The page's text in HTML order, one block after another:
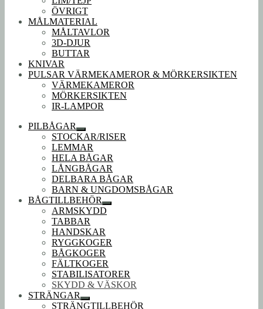
ÖVRIGT
MÅLMATERIAL
MÅLTAVLOR
3D-DJUR
BUTTAR
KNIVAR
PULSAR VÄRMEKAMEROR & MÖRKERSIKTEN
VÄRMEKAMEROR
MÖRKERSIKTEN
IR-LAMPOR
PILBÅGAR
Expandera
undermeny
STOCKAR/RISER
LEMMAR
HELA BÅGAR
LÅNGBÅGAR
DELBARA BÅGAR
BARN & UNGDOMSBÅGAR
BÅGTILLBEHÖR
Expandera
undermeny
ARMSKYDD
TABBAR
HANDSKAR
RYGGKOGER
BÅGKOGER
FÄLTKOGER
STABILISATORER
SKYDD & VÄSKOR
STRÄNGAR
Expandera
STRÄNGTILLBEHÖR